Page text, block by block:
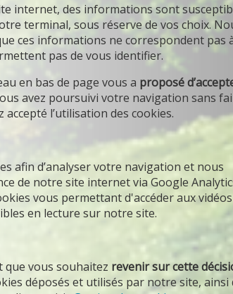
internet, des informations sont
terminal, sous réserve de vos choix.
ces informations ne correspondent pas
pas de vous identifier.
en bas de page vous a proposé
avez poursuivi votre navigation sans
l’utilisation des cookies.
afin d’analyser votre navigation et nous
de notre site internet via Google
vous permettant d'accéder aux vidéos
en lecture sur notre site.
que vous souhaitez revenir sur cette
déposés et utilisés par notre site, ainsi